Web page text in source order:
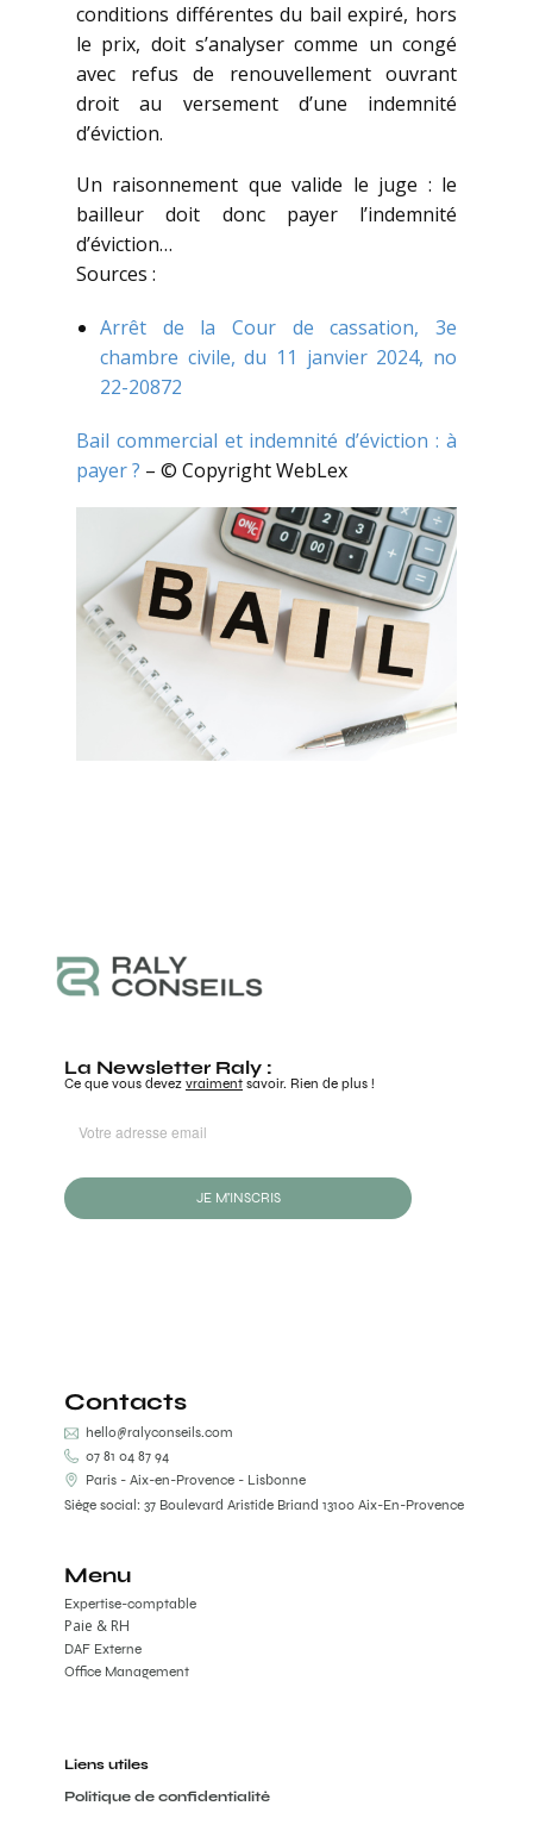
conditions différentes du bail expiré, hors
le prix, doit s’analyser comme un congé
avec refus de renouvellement ouvrant
droit au versement d’une indemnité
d’éviction.
Un raisonnement que valide le juge : le
bailleur doit donc payer l’indemnité
d’éviction…
Sources :
Arrêt de la Cour de cassation, 3e
chambre civile, du 11 janvier 2024, no
22-20872
Bail commercial et indemnité d’éviction : à
payer ? – © Copyright WebLex
La Newsletter Raly :
Ce que vous devez vraiment savoir. Rien de plus !
JE M'INSCRIS
Contacts
hello@ralyconseils.com
07 81 04 87 94
Paris - Aix-en-Provence - Lisbonne
Siège social: 37 Boulevard Aristide Briand 13100 Aix-En-Provence
Menu
Expertise-comptable
DAF Externe
Office Management
Paie & RH
Liens utiles
Politique de confidentialité